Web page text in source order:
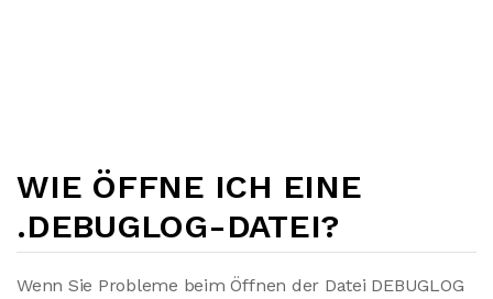
WIE ÖFFNE ICH EINE
.DEBUGLOG-DATEI?
Wenn Sie Probleme beim Öffnen der Datei DEBUGLOG